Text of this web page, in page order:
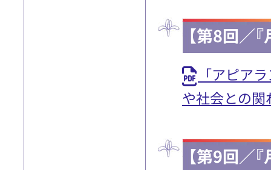
【第8回／
「アピア
や社会との
【第9回／